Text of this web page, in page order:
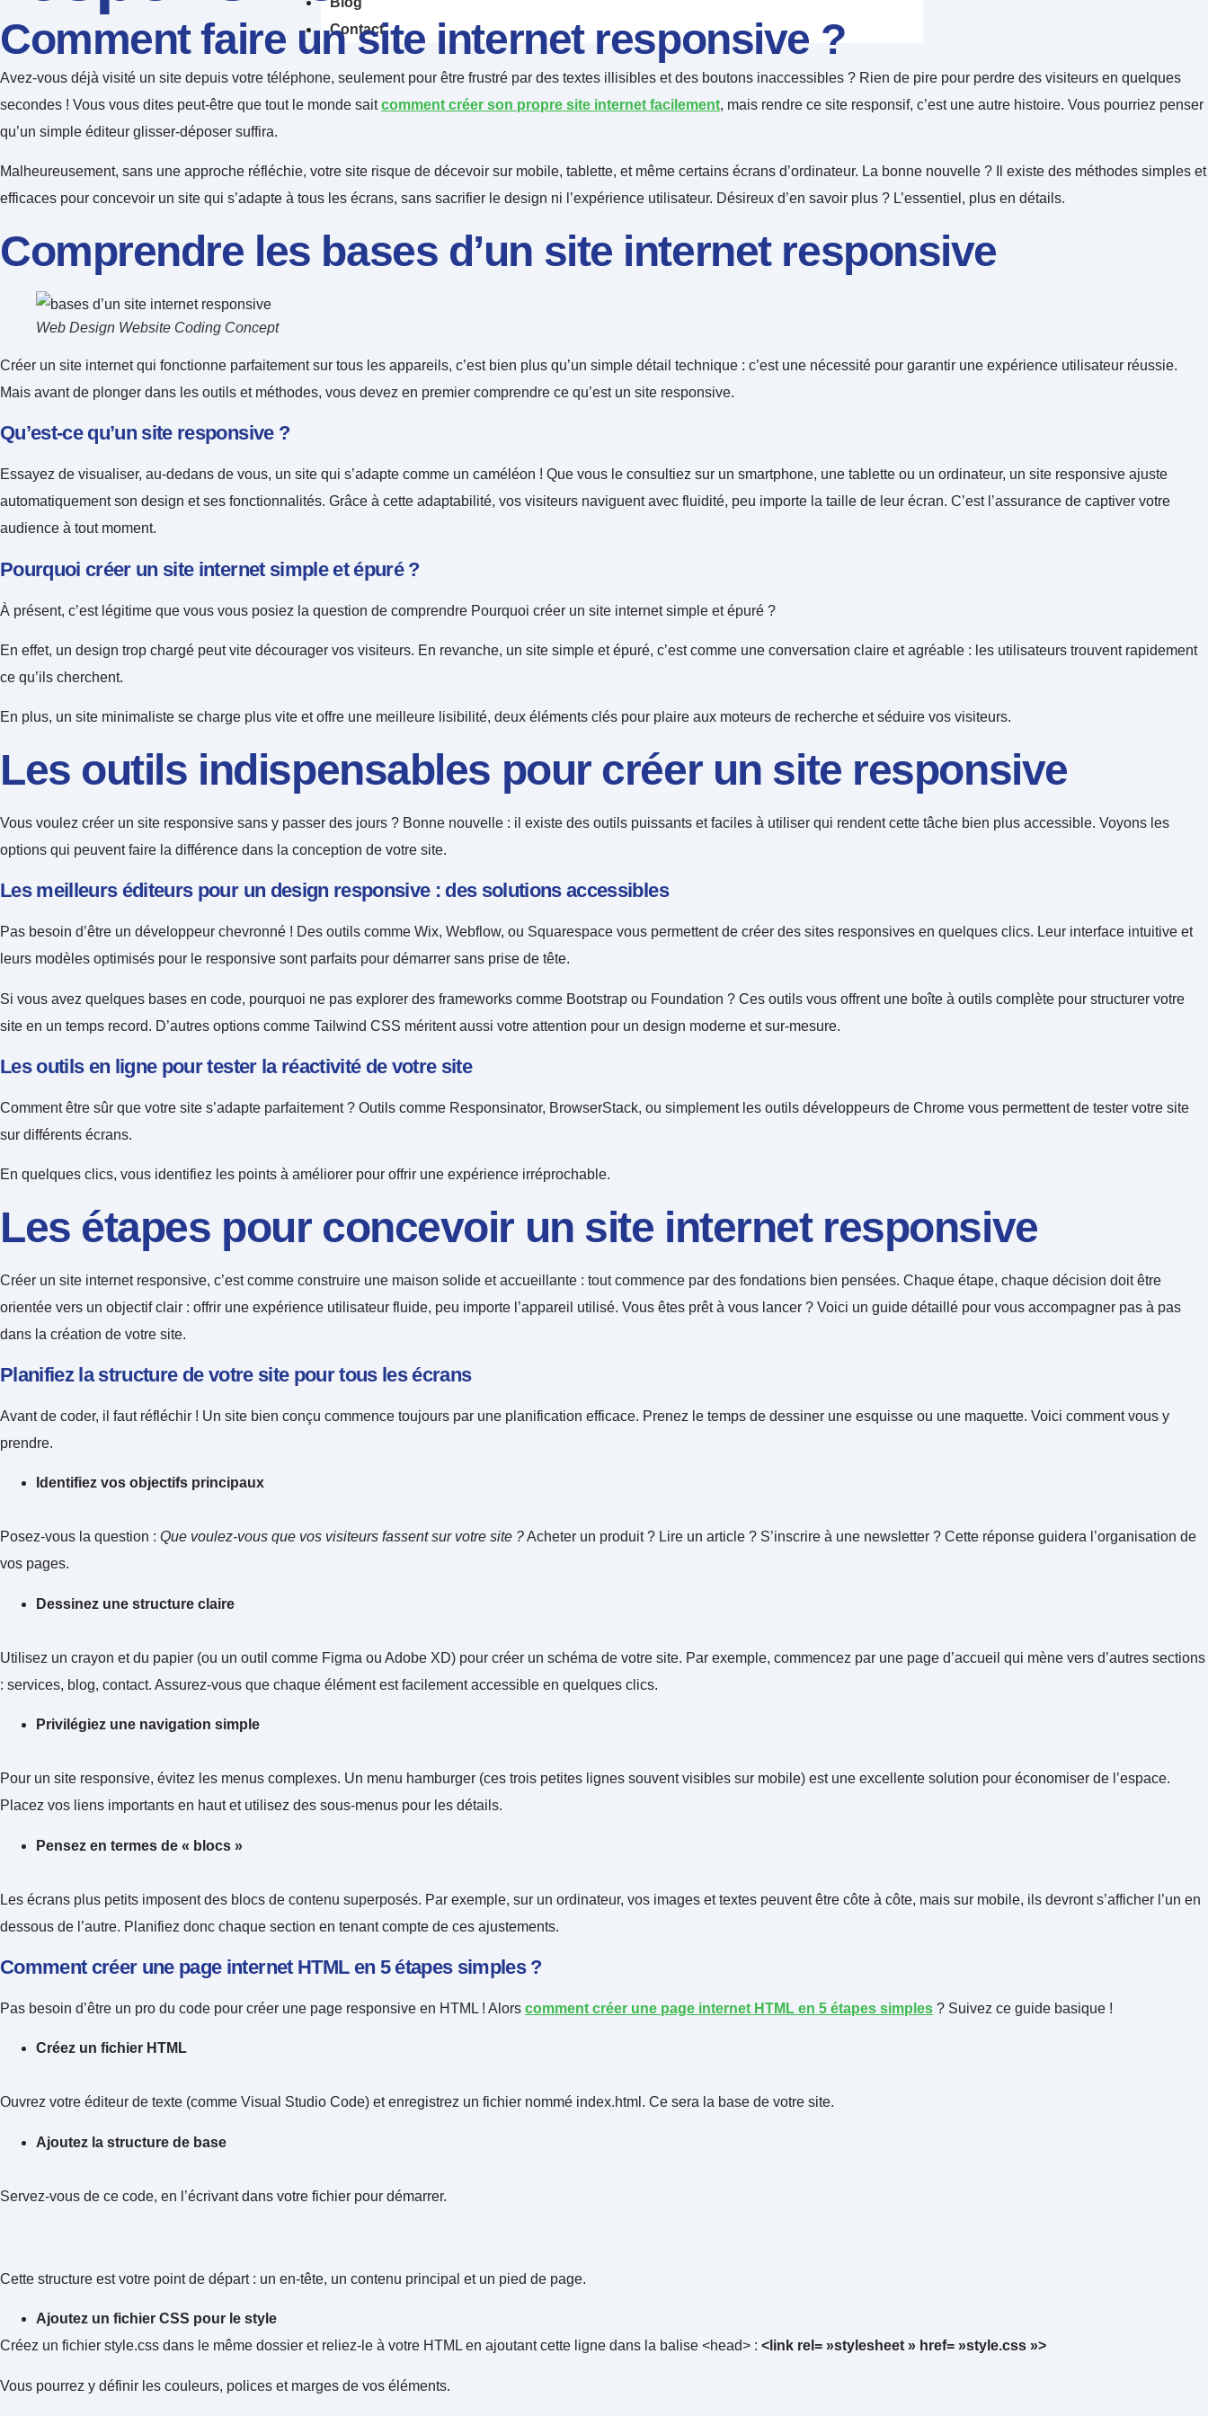
Contact
Comment faire un site internet responsive ?
Avez-vous déjà visité un site depuis votre téléphone, seulement pour être frustré par des textes illisibles et des boutons inaccessibles ? Rien de pire pour perdre des visiteurs en quelques
secondes ! Vous vous dites peut-être que tout le monde saitcomment créer son propre site internet facilement, mais rendre ce site responsif, c’est une autre histoire. Vous pourriez penser
qu’un simple éditeur glisser-déposer suffira.
Malheureusement, sans une approche réfléchie, votre site risque de décevoir sur mobile, tablette, et même certains écrans d’ordinateur. La bonne nouvelle ? Il existe des méthodes simples et
efficaces pour concevoir un site qui s’adapte à tous les écrans, sans sacrifier le design ni l’expérience utilisateur. Désireux d’en savoir plus ? L’essentiel, plus en détails.
Comprendre les bases d’un site internet responsive
Web Design Website Coding Concept
Créer un site internet qui fonctionne parfaitement sur tous les appareils, c’est bien plus qu’un simple détail technique : c’est une nécessité pour garantir une expérience utilisateur réussie.
Mais avant de plonger dans les outils et méthodes, vous devez en premier comprendre ce qu’est un site responsive.
Qu’est-ce qu’un site responsive ?
Essayez de visualiser, au-dedans de vous, un site qui s’adapte comme un caméléon ! Que vous le consultiez sur un smartphone, une tablette ou un ordinateur, un site responsive ajuste
automatiquement son design et ses fonctionnalités. Grâce à cette adaptabilité, vos visiteurs naviguent avec fluidité, peu importe la taille de leur écran. C’est l’assurance de captiver votre
audience à tout moment.
Pourquoi créer un site internet simple et épuré ?
À présent, c’est légitime que vous vous posiez la question de comprendre Pourquoi créer un site internet simple et épuré ?
En effet, un design trop chargé peut vite décourager vos visiteurs. En revanche, un site simple et épuré, c’est comme une conversation claire et agréable : les utilisateurs trouvent rapidement
ce qu’ils cherchent.
En plus, un site minimaliste se charge plus vite et offre une meilleure lisibilité, deux éléments clés pour plaire aux moteurs de recherche et séduire vos visiteurs.
Les outils indispensables pour créer un site responsive
Vous voulez créer un site responsive sans y passer des jours ? Bonne nouvelle : il existe des outils puissants et faciles à utiliser qui rendent cette tâche bien plus accessible. Voyons les
options qui peuvent faire la différence dans la conception de votre site.
Les meilleurs éditeurs pour un design responsive : des solutions accessibles
Pas besoin d’être un développeur chevronné ! Des outils comme Wix, Webflow, ou Squarespace vous permettent de créer des sites responsives en quelques clics. Leur interface intuitive et
leurs modèles optimisés pour le responsive sont parfaits pour démarrer sans prise de tête.
Si vous avez quelques bases en code, pourquoi ne pas explorer des frameworks comme Bootstrap ou Foundation ? Ces outils vous offrent une boîte à outils complète pour structurer votre
site en un temps record. D’autres options comme Tailwind CSS méritent aussi votre attention pour un design moderne et sur-mesure.
Les outils en ligne pour tester la réactivité de votre site
Comment être sûr que votre site s’adapte parfaitement ? Outils comme Responsinator, BrowserStack, ou simplement les outils développeurs de Chrome vous permettent de tester votre site
sur différents écrans.
En quelques clics, vous identifiez les points à améliorer pour offrir une expérience irréprochable.
Les étapes pour concevoir un site internet responsive
Créer un site internet responsive, c’est comme construire une maison solide et accueillante : tout commence par des fondations bien pensées. Chaque étape, chaque décision doit être
orientée vers un objectif clair : offrir une expérience utilisateur fluide, peu importe l’appareil utilisé. Vous êtes prêt à vous lancer ? Voici un guide détaillé pour vous accompagner pas à pas
dans la création de votre site.
Planifiez la structure de votre site pour tous les écrans
Avant de coder, il faut réfléchir ! Un site bien conçu commence toujours par une planification efficace. Prenez le temps de dessiner une esquisse ou une maquette. Voici comment vous y
prendre.
Identifiez vos objectifs principaux
Posez-vous la question : Que voulez-vous que vos visiteurs fassent sur votre site ?Acheter un produit ? Lire un article ? S’inscrire à une newsletter ? Cette réponse guidera l’organisation de
vos pages.
Dessinez une structure claire
Utilisez un crayon et du papier (ou un outil comme Figma ou Adobe XD) pour créer un schéma de votre site. Par exemple, commencez par une page d’accueil qui mène vers d’autres sections
: services, blog, contact. Assurez-vous que chaque élément est facilement accessible en quelques clics.
Privilégiez une navigation simple
Pour un site responsive, évitez les menus complexes. Un menu hamburger (ces trois petites lignes souvent visibles sur mobile) est une excellente solution pour économiser de l’espace.
Placez vos liens importants en haut et utilisez des sous-menus pour les détails.
Pensez en termes de « blocs »
Les écrans plus petits imposent des blocs de contenu superposés. Par exemple, sur un ordinateur, vos images et textes peuvent être côte à côte, mais sur mobile, ils devront s’afficher l’un en
dessous de l’autre. Planifiez donc chaque section en tenant compte de ces ajustements.
Comment créer une page internet HTML en 5 étapes simples ?
Pas besoin d’être un pro du code pour créer une page responsive en HTML ! Alors comment créer une page internet HTML en 5 étapes simples ? Suivez ce guide basique !
Créez un fichier HTML
Ouvrez votre éditeur de texte (comme Visual Studio Code) et enregistrez un fichier nommé index.html. Ce sera la base de votre site.
Ajoutez la structure de base
Servez-vous de ce code, en l’écrivant dans votre fichier pour démarrer.
Cette structure est votre point de départ : un en-tête, un contenu principal et un pied de page.
Ajoutez un fichier CSS pour le style
Créez un fichier style.css dans le même dossier et reliez-le à votre HTML en ajoutant cette ligne dans la balise <head> : <link rel= »stylesheet » href= »style.css »>
Vous pourrez y définir les couleurs, polices et marges de vos éléments.